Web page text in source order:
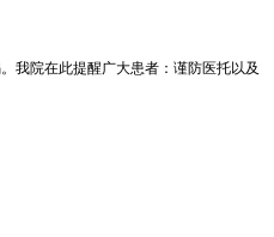
我院在此提醒广大患者：谨防医托以及